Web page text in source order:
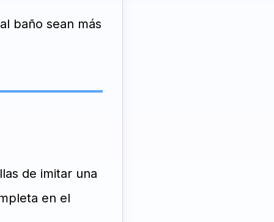
baño sean más
de imitar una
en el